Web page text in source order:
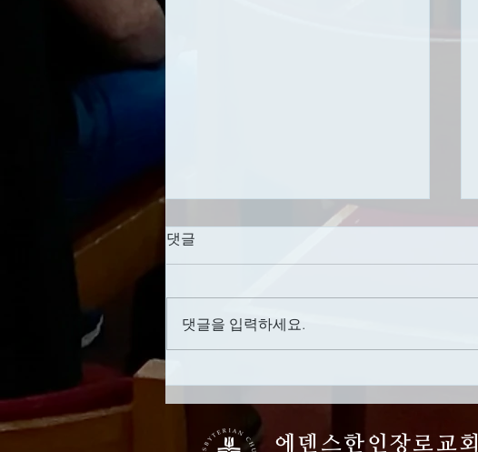
세례를 미루지 않기
날짜: 8/2/2026 제목: 세례를 미루
https://www.youtube.com/c/Athen
였사오니 내가 노래하며 나의 마음
16:31-34] 이르되 주 예수를 믿으
댓글
댓글을 입력하세요.
에덴스한인장로교회